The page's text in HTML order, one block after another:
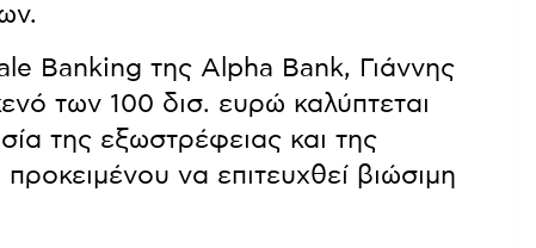
Banking της Alpha Bank, Γιάννης
των 100 δισ. ευρώ καλύπτεται
της εξωστρέφειας και της
να επιτευχθεί βιώσιμη